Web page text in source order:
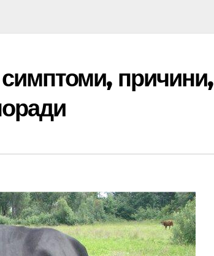
причини,